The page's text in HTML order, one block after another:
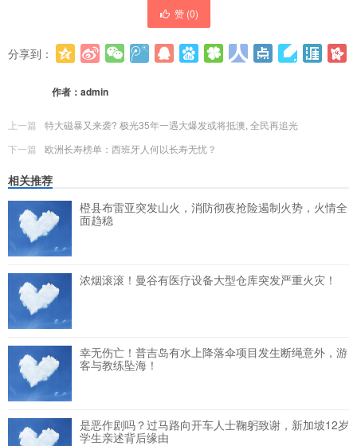
赞 (0)
分享到：
作者： admin
上一篇
特大磁暴又来袭? 极光35年一遇大爆发或将抵澳, 全民再追光
下一篇
欧洲长寿榜单：西班牙人何以长寿无忧？
相关推荐
橙县布雷亚突发山火，消防彻夜抢险遏制火势，火情全
面趋稳
浓烟滚滚！曼谷有医疗设备大型仓库突发严重火灾！
幸无伤亡！普吉岛有水上降落伞项目发生断绳意外，游
客与教练坠海！
是恶作剧吗？过马路向开车人士鞠躬致谢，新加坡12岁
学生亲述背后缘由